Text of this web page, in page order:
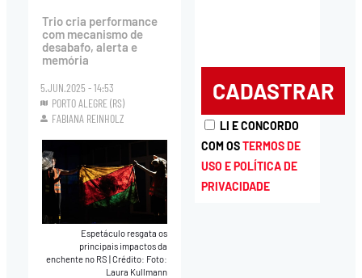
Trio cria performance
com mecanismo de
desabafo, alerta e
memória
5.JUN.2025 - 14:53
PORTO ALEGRE (RS)
FABIANA REINHOLZ
Espetáculo resgata os
principais impactos da
enchente no RS|Crédito: Foto:
Laura Kullmann
LI E CONCORDO
COM OSTERMOS DE
USO E POLÍTICA DE
PRIVACIDADE